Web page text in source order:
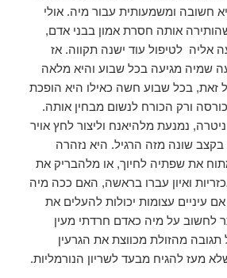
חשובה ומשמעותית עבור מיה. אולי
אותה חסרת אמון בבני אדם,
אליה לטיפול עוד ישנה תקווה. אז
שמיה מגיעה בכל שבוע והיא מלאה
זאת, בכל שבוע חשה כאילו היא הופכת
ורק הכורח לנשום מבחין אותה.
נמנעת מלהיאנח וליצור לחץ אויר
בקצב שונה מזה הרגיל. היא נזהרה
את שפתיה לחיוך, או מלהבריק את
ואיון עברו בראשה, האם ככה מיה
עיניים עצומות יכולות להעלים את
לחשוב על מיה כאדם חרדתי מעין
מהזולת מכווצת את הגרעין
מעז להגיח מבעד לשריון הנורמליות.